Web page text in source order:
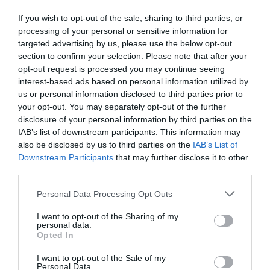
If you wish to opt-out of the sale, sharing to third parties, or
processing of your personal or sensitive information for
targeted advertising by us, please use the below opt-out
section to confirm your selection. Please note that after your
opt-out request is processed you may continue seeing
interest-based ads based on personal information utilized by
us or personal information disclosed to third parties prior to
your opt-out. You may separately opt-out of the further
disclosure of your personal information by third parties on the
IAB’s list of downstream participants. This information may
also be disclosed by us to third parties on the IAB’s List of
Downstream Participants that may further disclose it to other
Personal Data Processing Opt Outs
I want to opt-out of the Sharing of my
personal data.
Opted In
I want to opt-out of the Sale of my
Personal Data.
filamentu
Średnica
filamentu
1.750 mm
Długość
filamentu na
rolce
330 metr
Tolerancja
średnicy
0.050 mm
Rekomendowana
pracy - głowica
190 °C
220 °C
Podciśnieniowe
przed wilgocią
Tak
Pochłaniacz
Tak
Filament
nawinięty na
szpulę
Tak
Średnica szpuli 200.000 mm